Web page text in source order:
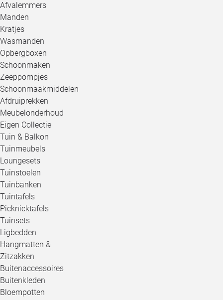
Afvalemmers
Manden
Kratjes
Wasmanden
Opbergboxen
Schoonmaken
Zeeppompjes
Schoonmaakmiddelen
Afdruiprekken
Meubelonderhoud
Eigen Collectie
Tuin & Balkon
Tuinmeubels
Loungesets
Tuinstoelen
Tuinbanken
Tuintafels
Picknicktafels
Tuinsets
Ligbedden
Hangmatten &
Zitzakken
Buitenaccessoires
Buitenkleden
Bloempotten